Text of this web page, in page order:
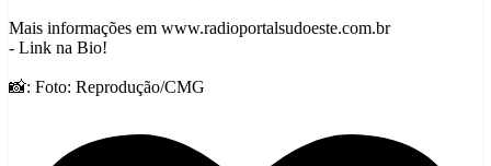
Mais informações em www.radioportalsudoeste.com.br
- Link na Bio!
📸: Foto: Reprodução/CMG